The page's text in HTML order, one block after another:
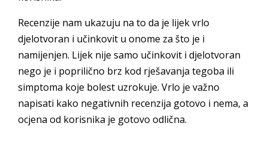
Recenzije nam ukazuju na to da je lijek vrlo
djelotvoran i učinkovit u onome za što je i
namijenjen. Lijek nije samo učinkovit i djelotvoran
nego je i poprilično brz kod rješavanja tegoba ili
simptoma koje bolest uzrokuje. Vrlo je važno
napisati kako negativnih recenzija gotovo i nema, a
ocjena od korisnika je gotovo odlična.